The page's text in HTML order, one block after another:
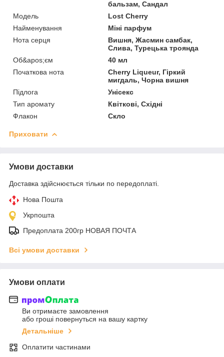
бальзам, Сандал
Мoдель
Lost Cherry
Найменування
Міні парфум
Нота серця
Вишня, Жасмин самбак,
Слива, Турецька троянда
Об&apos;єм
40 мл
Початкова нота
Cherry Liqueur, Гіркий
мигдаль, Чорна вишня
Підлога
Унісекс
Тип аромату
Квіткові, Східні
Флакон
Скло
Приховати
Умови доставки
Доставка здійснюється тільки по передоплаті.
Нова Пошта
Укрпошта
Предоплата 200гр НОВАЯ ПОЧТА
Всі умови доставки
Умови оплати
Ви отримаєте замовлення
або гроші повернуться на вашу картку
Детальніше
Оплатити частинами